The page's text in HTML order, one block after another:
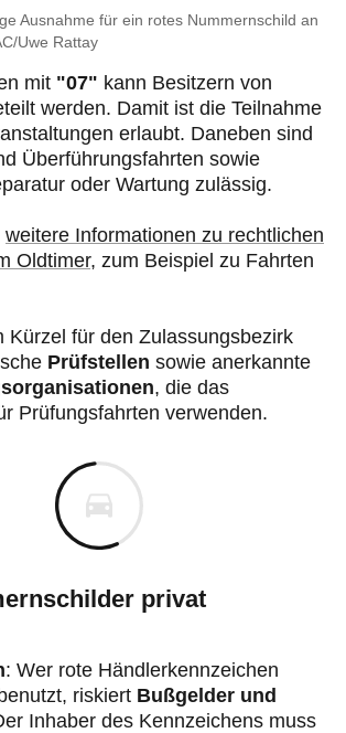
Ausnahme für ein rotes Nummernschild an
Uwe Rattay
mit "07" kann Besitzern von
werden. Damit ist die Teilnahme
erlaubt. Daneben sind
Überführungsfahrten sowie
oder Wartung zulässig.
weitere Informationen zu rechtlichen
Oldtimer, zum Beispiel zu Fahrten
Kürzel für den Zulassungsbezirk
Prüfstellen sowie anerkannte
, die das
Prüfungsfahrten verwenden.
privat
: Wer rote Händlerkennzeichen
riskiert Bußgelder und
Inhaber des Kennzeichens muss